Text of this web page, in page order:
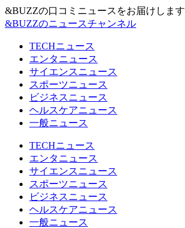
&BUZZの口コミニュースをお届けします
&BUZZのニュースチャンネル
TECHニュース
エンタニュース
サイエンスニュース
スポーツニュース
ビジネスニュース
ヘルスケアニュース
一般ニュース
TECHニュース
エンタニュース
サイエンスニュース
スポーツニュース
ビジネスニュース
ヘルスケアニュース
一般ニュース